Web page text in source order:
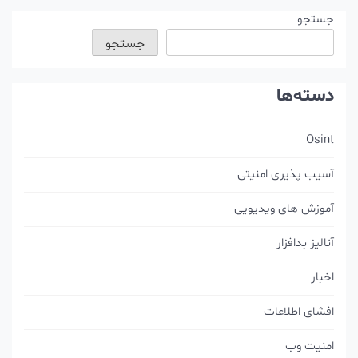
جستجو
جستجو
دسته‌ها
Osint
آسیب پذیری امنیتی
آموزش های ویدیویی
آنالیز بدافزار
افشای اطلاعات
امنیت وب